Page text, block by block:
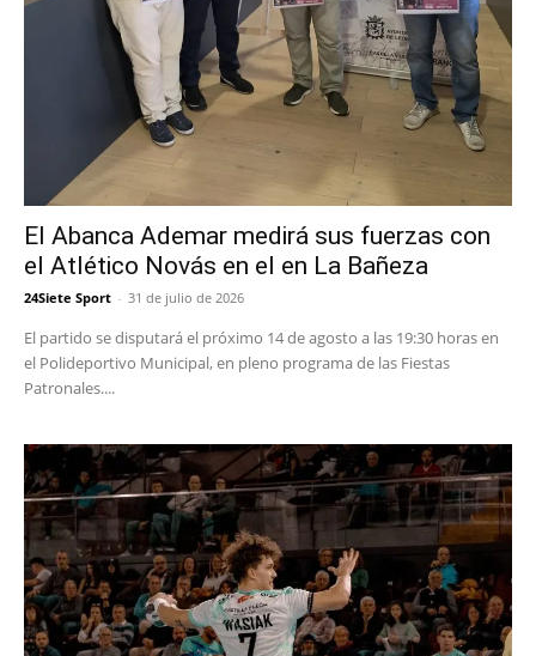
El Abanca Ademar medirá sus fuerzas con
el Atlético Novás en el en La Bañeza
24Siete Sport - 31 de julio de 2026
El partido se disputará el próximo 14 de agosto a las 19:30 horas en
el Polideportivo Municipal, en pleno programa de las Fiestas
Patronales....